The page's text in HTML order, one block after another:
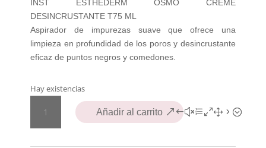
INST ESTHEDERM OSMO CREME
DESINCRUSTANTE T75 ML
Aspirador de impurezas suave que ofrece una
limpieza en profundidad de los poros y desincrustante
eficaz de puntos negros y comedones.
Hay existencias
ESTHEDERM
OSMO
Añadir al carrito